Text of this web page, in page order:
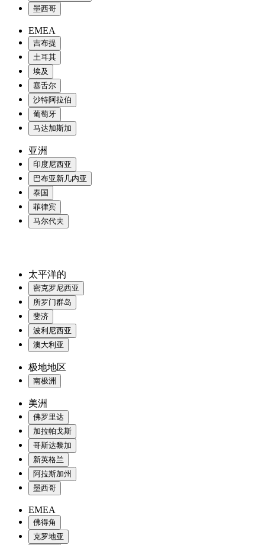
墨西哥
EMEA
吉布提
土耳其
埃及
塞舌尔
沙特阿拉伯
葡萄牙
马达加斯加
亚洲
印度尼西亚
巴布亚新几内亚
泰国
菲律宾
马尔代夫
太平洋的
密克罗尼西亚
所罗门群岛
斐济
波利尼西亚
澳大利亚
极地地区
南极洲
美洲
佛罗里达
加拉帕戈斯
哥斯达黎加
新英格兰
阿拉斯加州
墨西哥
EMEA
佛得角
克罗地亚